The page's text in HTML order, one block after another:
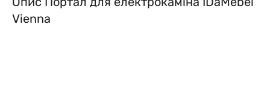
Vienna